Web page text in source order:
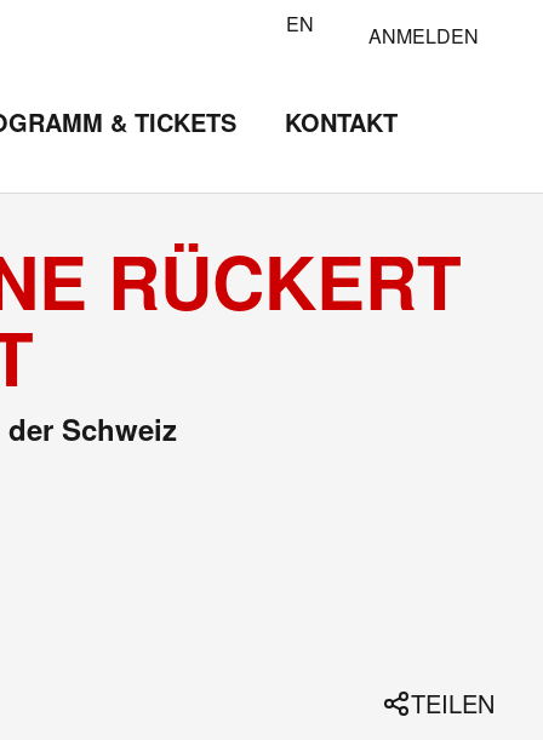
EN ANMELDEN
& TICKETS KONTAKT
RÜCKERT
Schweiz
TEILEN